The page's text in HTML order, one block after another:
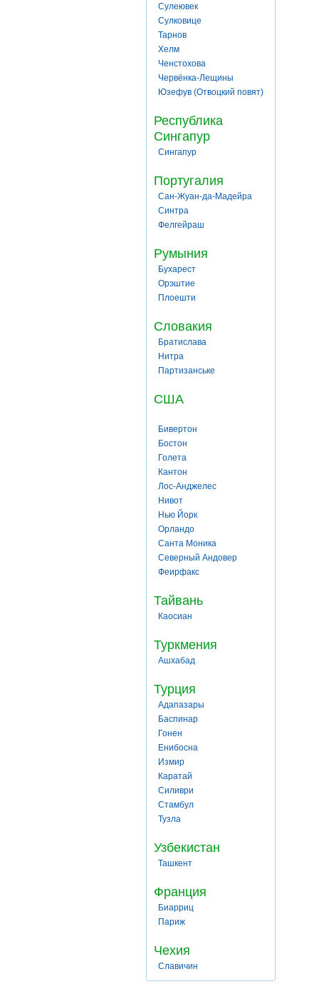
Сулеювек
Сулковице
Тарнов
Хелм
Ченстохова
Червёнка-Лещины
Юзефув (Отвоцкий повят)
Республика
Сингапур
Сингапур
Португалия
Сан-Жуан-да-Мадейра
Синтра
Фелгейраш
Румыния
Бухарест
Орэштие
Плоешти
Словакия
Братислава
Нитра
Партизанське
США
Бивертон
Бостон
Голета
Кантон
Лос-Анджелес
Нивот
Нью Йорк
Орландо
Санта Моника
Северный Андовер
Феирфакс
Тайвань
Каосиан
Туркмения
Ашхабад
Турция
Адапазары
Баспинар
Гонен
Енибосна
Измир
Каратай
Силиври
Стамбул
Тузла
Узбекистан
Ташкент
Франция
Биарриц
Париж
Чехия
Славичин